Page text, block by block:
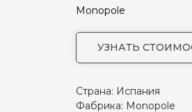
Monopole
УЗНАТЬ
Страна: Испания
Фабрика: Monopole